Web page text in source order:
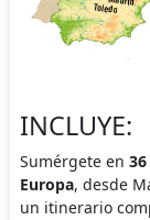
INCLUYE:
Sumérgete en
Europa, desde
un itinerario